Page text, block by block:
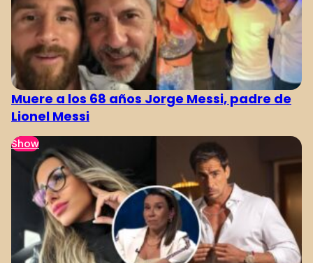
Muere a los 68 años Jorge Messi, padre de
Lionel Messi
Show